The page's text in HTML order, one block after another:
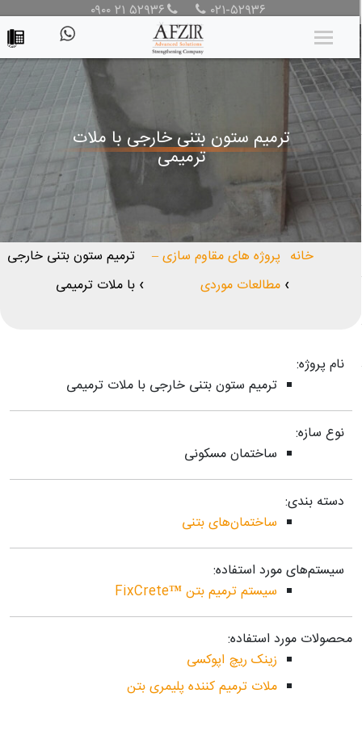
۰۲۱-۵۲۹۳۶ ۰۹۰۰ ۲۱ ۵۲۹۳۶
ترمیم ستون بتنی خارجی با ملات
ترمیمی
خانه
❯
پروژه های مقاوم سازی –
مطالعات موردی
❯
ترمیم ستون بتنی خارجی
با ملات ترمیمی
نام پروژه:
ترمیم ستون بتنی خارجی با ملات ترمیمی
نوع سازه:
ساختمان مسکونی
دسته بندی:
ساختمان‌های بتنی
سیستم‌های مورد استفاده:
سیستم ترمیم بتن ™FixCrete
محصولات مورد استفاده:
زینک ریچ اپوکسی
ملات ترمیم کننده پلیمری بتن